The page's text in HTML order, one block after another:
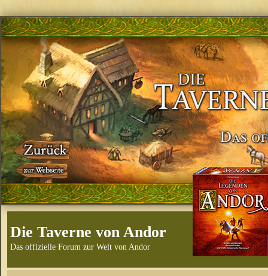
Die Taverne von Andor
Das offizielle Forum zur Welt von Andor